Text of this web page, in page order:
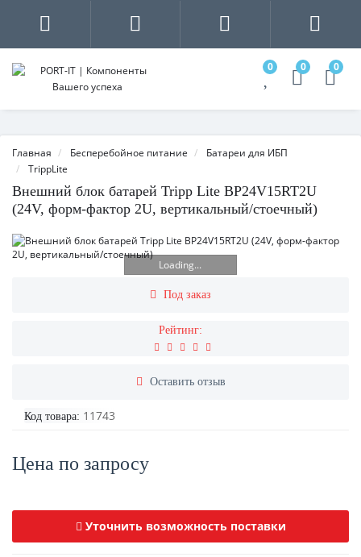
0 0 0
Главная Бесперебойное питание
Батареи для ИБП
TrippLite
Внешний блок батарей Tripp Lite BP24V15RT2U
(24V, форм-фактор 2U, вертикальный/стоечный)
Loading...
Под заказ
Рейтинг:
Оставить отзыв
Код товара: 11743
Цена по запросу
Уточнить возможность поставки